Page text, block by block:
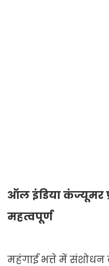
ऑल इंडिया कंज्यूमर
महत्वपूर्ण
महंगाई भत्ते में